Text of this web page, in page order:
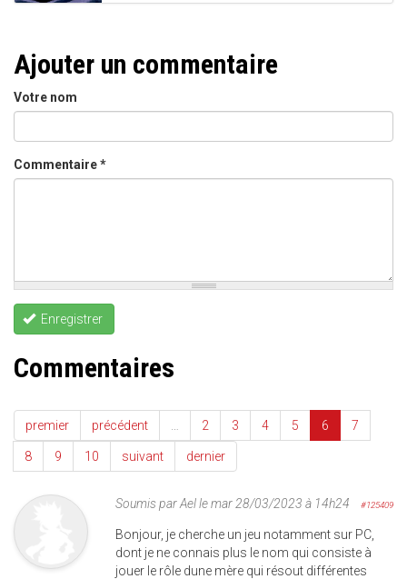
Ajouter un commentaire
Votre nom
Commentaire*
Enregistrer
Commentaires
premier précédent 2 3 4 5 6 7
8 9 10 suivant dernier
Soumis parAelle mar 28/03/2023 à 14h24 #125409
Bonjour, je cherche un jeu notamment sur PC,
dont je ne connais plus le nom qui consiste à
jouer le rôle dune mère qui résout différentes